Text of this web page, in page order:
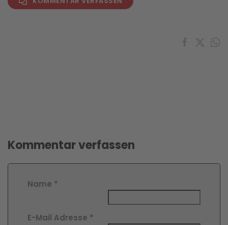
Kommentar verfassen
Name *
E-Mail Adresse *